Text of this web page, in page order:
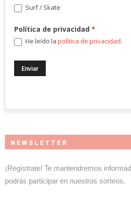
NEWSLETTER
¡Regístrate! Te mantendremos
podrás participar en nuestros sorteos.
Surf / Skate
Política de privacidad*
He leído lapolítica de privacidad.